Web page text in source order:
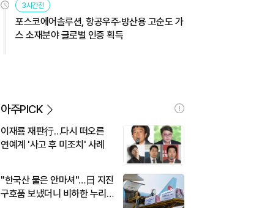
3시간전
포스코에어솔루션, 항공우주·방산용 고순도 가
스 소재분야 글로벌 인증 획득
아주PICK
이재룡 재판行…다시 떠오른
연예계 '사고 후 미조치' 사례
"한국산 물은 안마셔"…日 지진
구호품 보냈더니 비하한 누리